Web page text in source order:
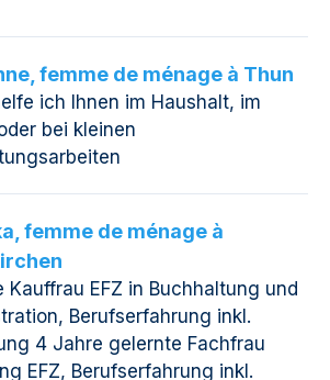
femme de ménage à Thun
ich Ihnen im Haushalt, im
bei kleinen
femme de ménage à
Kauffrau EFZ in Buchhaltung und
Berufserfahrung inkl.
4 Jahre gelernte Fachfrau
EFZ, Berufserfahrung inkl.